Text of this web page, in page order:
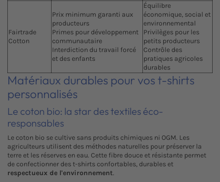
Fairtrade
Cotton
Prix minimum garanti aux
producteurs
Primes pour développement
communautaire
Interdiction du travail forcé
et des enfants
Équilibre
économique, social et
environnemental
Privilèges pour les
petits producteurs
Contrôle des
pratiques agricoles
durables
Matériaux durables pour vos t-shirts
personnalisés
Le coton bio: la star des textiles éco-
responsables
Le coton bio se cultive sans produits chimiques ni OGM. Les
agriculteurs utilisent des méthodes naturelles pour préserver la
terre et les réserves en eau. Cette fibre douce et résistante permet
de confectionner des t-shirts confortables, durables et
respectueux de l'environnement.